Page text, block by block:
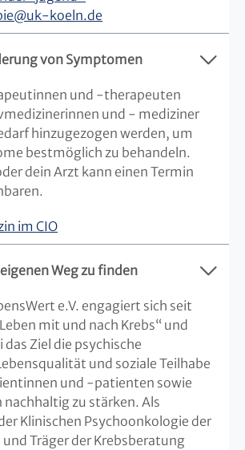
@uk-koeln.de
von Symptomen
und -therapeuten
und - mediziner
hinzugezogen werden, um
bestmöglich zu behandeln.
dein Arzt kann einen Termin
im CIO
Weg zu finden
e.V. engagiert sich seit
mit und nach Krebs“ und
Ziel die psychische
und soziale Teilhabe
und -patienten sowie
nachhaltig zu stärken. Als
Klinischen Psychoonkologie der
Träger der Krebsberatung